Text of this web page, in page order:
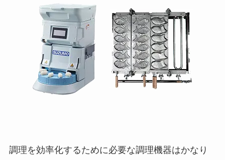
調理を効率化するために必要な調理機器はかなり